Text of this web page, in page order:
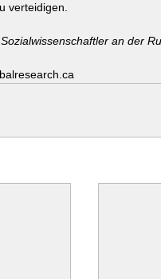
verteidigen.
an der